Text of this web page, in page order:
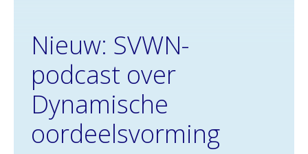
Nieuw: SVWN-
podcast over
Dynamische
oordeelsvorming